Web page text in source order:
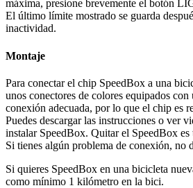
máxima, presione brevemente el botón
El último límite mostrado se guarda
inactividad.
Montaje
Para conectar el chip SpeedBox a una
unos conectores de colores equipados con
conexión adecuada, por lo que el chip es
Puedes descargar las instrucciones o ver
instalar SpeedBox. Quitar el SpeedBox
Si tienes algún problema de conexión, no
Si quieres SpeedBox en una bicicleta
como mínimo 1 kilómetro en la bici.